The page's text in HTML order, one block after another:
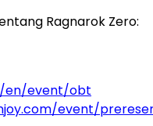
Ragnarok Zero:
en/event/obt
event/